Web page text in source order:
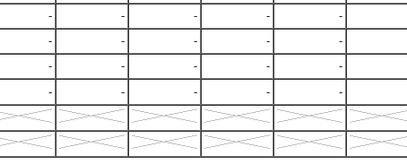
- - - -
-
- - - -
-
- - - -
-
- - - -
-